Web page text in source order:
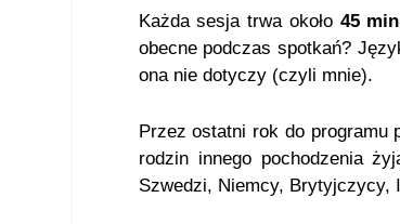
Każda sesja trwa około 45
obecne podczas spotkań?
ona nie dotyczy (czyli mnie).
Przez ostatni rok do programu
rodzin innego pochodzenia
Szwedzi, Niemcy, Brytyjczycy,